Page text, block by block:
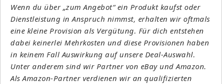
Wenn du über „zum Angebot“ ein Produkt kaufst oder
Dienstleistung in Anspruch nimmst, erhalten wir oftmals
eine kleine Provision als Vergütung. Für dich entstehen
dabei keinerlei Mehrkosten und diese Provisionen haben
in keinem Fall Auswirkung auf unsere Deal-Auswahl.
Unter anderem sind wir Partner von eBay und Amazon.
Als Amazon-Partner verdienen wir an qualifizierten